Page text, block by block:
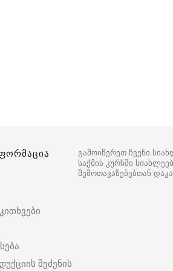
გამოიწერეთ ჩვენი
საქმის კურსში
შემოთავაზებებთან
შეძენის